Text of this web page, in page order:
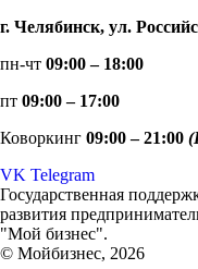
г. Челябинск, ул.
пн-чт 09:00 – 18:00
пт 09:00 – 17:00
Коворкинг 09:00 – 21:00
VK Telegram
Государственная
развития
"Мой бизнес".
© Мойбизнес, 2026